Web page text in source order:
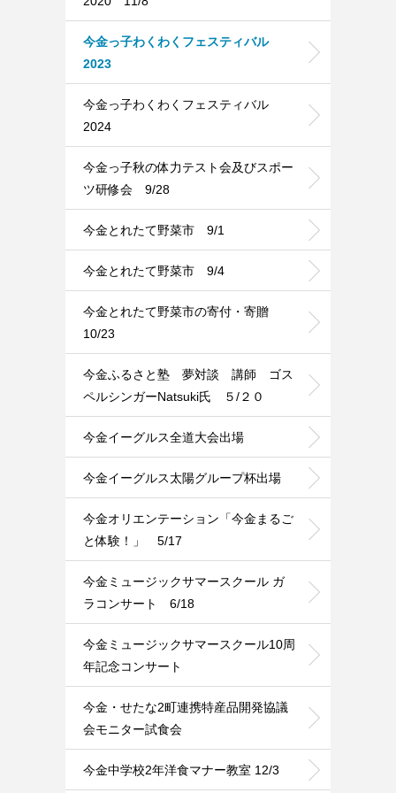
今金っ子わくわくフェスティバル
2023
今金っ子わくわくフェスティバル
2024
今金っ子秋の体力テスト会及びスポー
ツ研修会 9/28
今金とれたて野菜市 9/1
今金とれたて野菜市 9/4
今金とれたて野菜市の寄付・寄贈
10/23
今金ふるさと塾 夢対談 講師 ゴス
ペルシンガーNatsuki氏 ５/２０
今金イーグルス全道大会出場
今金イーグルス太陽グループ杯出場
今金オリエンテーション「今金まるご
と体験！」 5/17
今金ミュージックサマースクール ガ
ラコンサート 6/18
今金ミュージックサマースクール10周
年記念コンサート
今金・せたな2町連携特産品開発協議
会モニター試食会
今金中学校2年洋食マナー教室 12/3